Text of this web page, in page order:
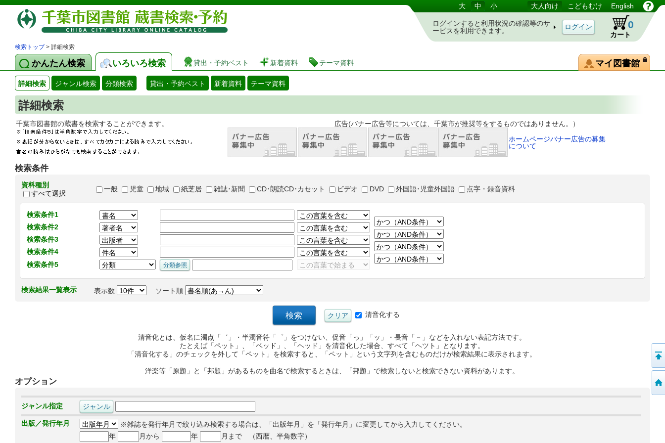
図書館 蔵書検索・予約システム 大 中 小 大人向け こどもむけ English
ログインすると利用状況の確認等のサ
ービスを利用できます。
カート
0
検索トップ> 詳細検索
かんたん検索 いろいろ検索 貸出・予約ベスト 新着資料 テーマ資料 マイ図書館
詳細検索 ジャンル検索 分類検索 貸出・予約ベスト 新着資料 テーマ資料
詳細検索
千葉市図書館の蔵書を検索することができます。 広告(バナー広告等については、千葉市が推奨等をするものではありません。）
ホームページバナー広告の募集
について
検索条件
資料種別
すべて選択
一般 児童 地域 紙芝居 雑誌･新聞 CD･朗読CD･カセット ビデオ DVD 外国語･児童外国語 点字・録音資料
検索条件1
検索条件2
検索条件3
検索条件4
検索条件5
検索結果一覧表示 表示数 ソート順
清音化する
清音化とは、仮名に濁点「゛」・半濁音符「゜」をつけない、促音「っ」「ッ」・長音「－」などを入れない表記方法です。
たとえば「ペット」、「ベッド」、「ヘッド」を清音化した場合、すべて「ヘツト」となります。
「清音化する」のチェックを外して「ペット」を検索すると、「ペット」という文字列を含むものだけが検索結果に表示されます。
洋楽等「原題」と「邦題」があるものを曲名で検索するときは、「邦題」で検索しないと検索できない資料があります。
オプション
ジャンル指定
出版／発行年月
※雑誌を発行年月で絞り込み検索する場合は、「出版年月」を「発行年月」に変更してから入力してください。
年
月から 年 月まで （西暦、半角数字）